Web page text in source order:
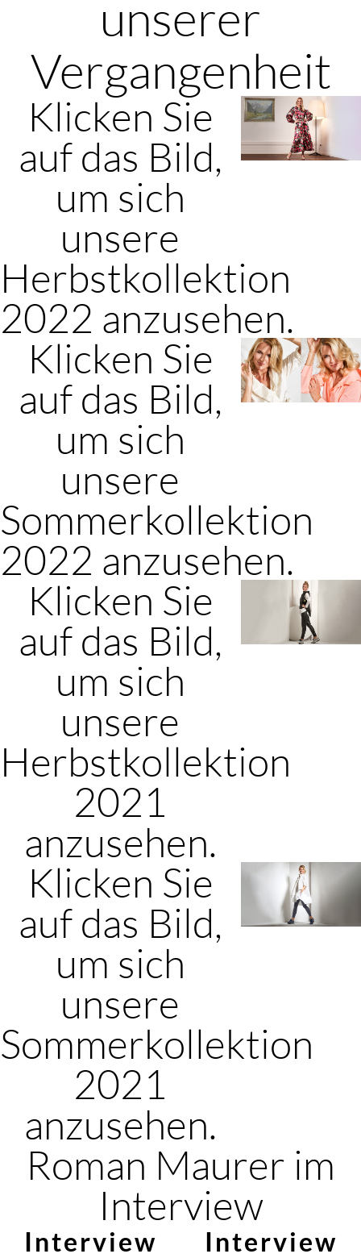
unserer
Vergangenheit
Klicken Sie
auf das Bild,
um sich
unsere
Herbstkollektion
2022 anzusehen.
Klicken Sie
auf das Bild,
um sich
unsere
Sommerkollektion
2022 anzusehen.
Klicken Sie
auf das Bild,
um sich
unsere
Herbstkollektion
2021
anzusehen.
Klicken Sie
auf das Bild,
um sich
unsere
Sommerkollektion
2021
anzusehen.
Roman Maurer im
Interview
Interview
Interview